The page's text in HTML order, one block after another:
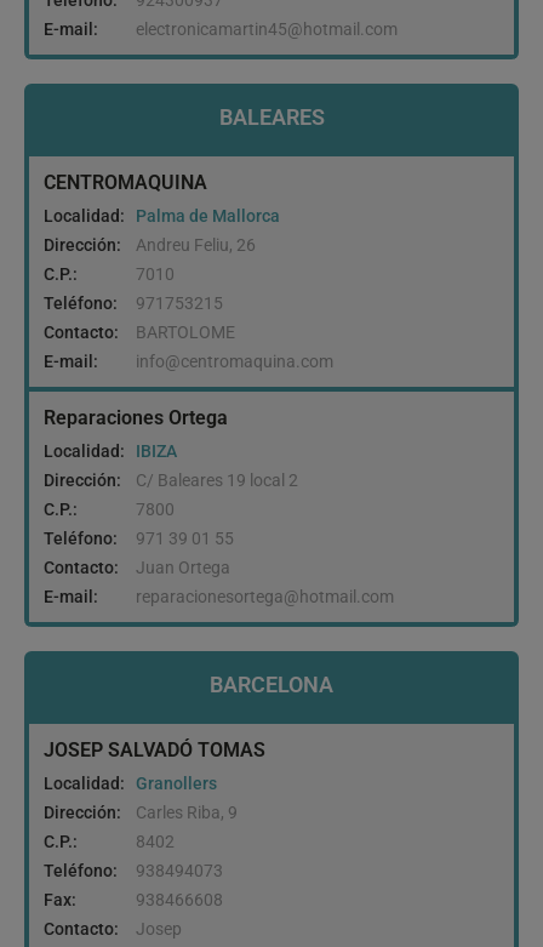
E-mail:
electronicamartin45@hotmail.com
BALEARES
CENTROMAQUINA
Localidad:
Palma de Mallorca
Dirección:
Andreu Feliu, 26
C.P.:
7010
Teléfono:
971753215
Contacto:
BARTOLOME
E-mail:
info@centromaquina.com
Reparaciones Ortega
Localidad:
IBIZA
Dirección:
C/ Baleares 19 local 2
C.P.:
7800
Teléfono:
971 39 01 55
Contacto:
Juan Ortega
E-mail:
reparacionesortega@hotmail.com
BARCELONA
JOSEP SALVADÓ TOMAS
Localidad:
Granollers
Dirección:
Carles Riba, 9
C.P.:
8402
Teléfono:
938494073
Fax:
938466608
Contacto:
Josep